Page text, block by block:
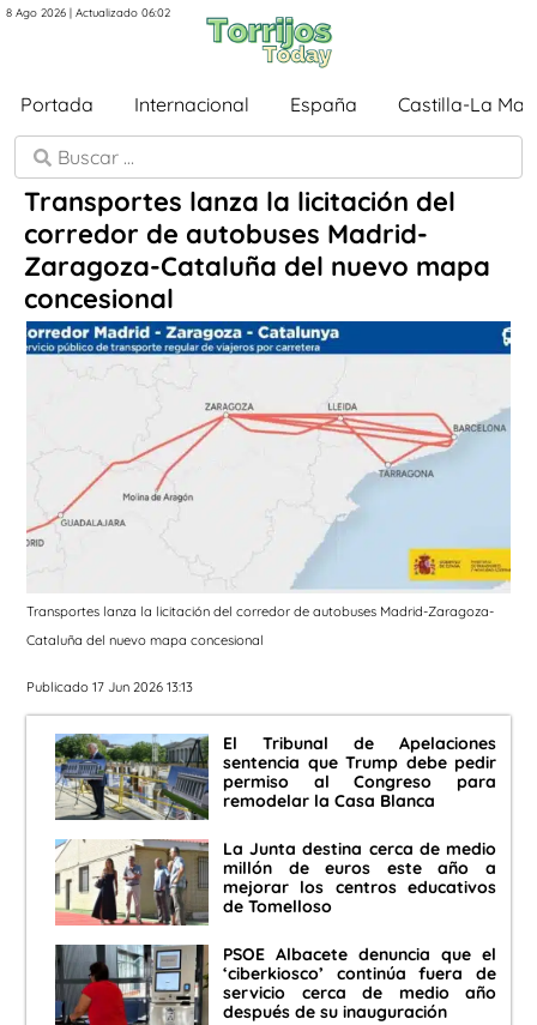
8 Ago 2026 | Actualizado 06:02
Portada Internacional España Castilla-La
Transportes lanza la licitación del
corredor de autobuses Madrid-
Zaragoza-Cataluña del nuevo mapa
concesional
Transportes lanza la licitación del corredor de autobuses Madrid-Zaragoza-
Cataluña del nuevo mapa concesional
Publicado 17 Jun 2026 13:13
El Tribunal de Apelaciones
sentencia que Trump debe pedir
permiso al Congreso para
remodelar la Casa Blanca
La Junta destina cerca de medio
millón de euros este año a
mejorar los centros educativos
de Tomelloso
PSOE Albacete denuncia que el
‘ciberkiosco’ continúa fuera de
servicio cerca de medio año
después de su inauguración